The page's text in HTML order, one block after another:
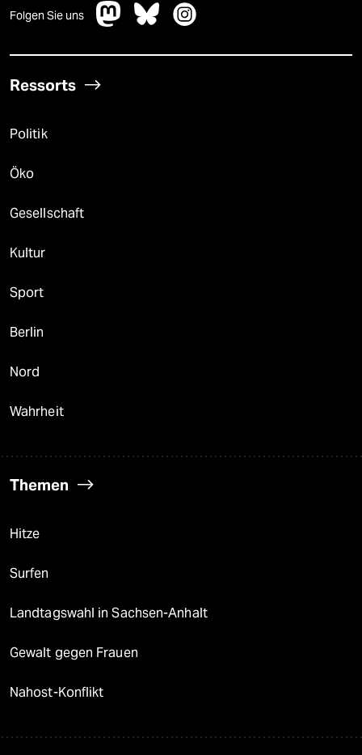
Folgen Sie uns
Ressorts
Politik
Öko
Gesellschaft
Kultur
Sport
Berlin
Nord
Wahrheit
Themen
Hitze
Surfen
Landtagswahl in Sachsen-Anhalt
Gewalt gegen Frauen
Nahost-Konflikt